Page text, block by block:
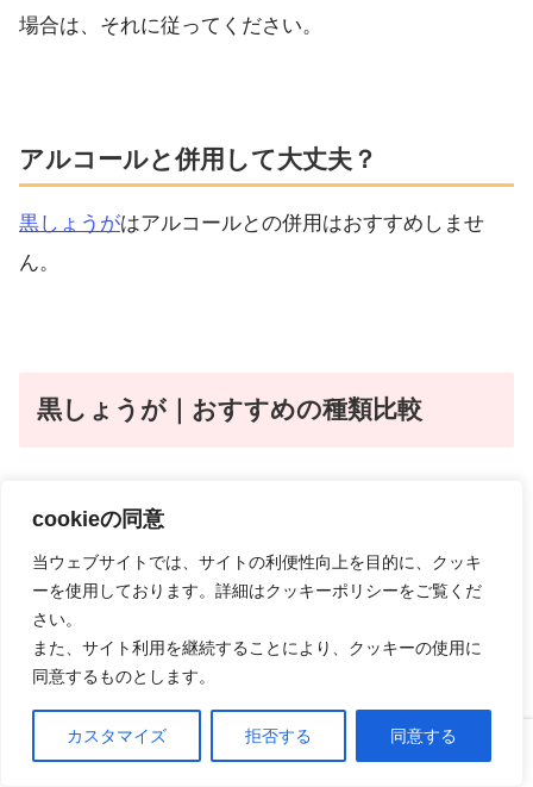
cookieの同意
当ウェブサイトでは、サイトの利便性向上を目的に、クッキ
ーを使用しております。詳細はクッキーポリシーをご覧くだ
さい。
また、サイト利用を継続することにより、クッキーの使用に
同意するものとします。
カスタマイズ 拒否する 同意する
場合は、それに従ってください。
アルコールと併用して大丈夫？
黒しょうがはアルコールとの併用はおすすめしませ
ん。
黒しょうが｜おすすめの種類比較
おなかの脂肪ぱっくん黒しょうが
黒しょうがのポリメトキシフラボンが機能性表示食品
として認められたサプリです。